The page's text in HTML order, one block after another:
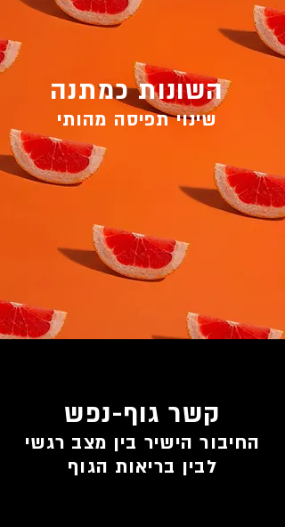
השונות כמתנה
שינוי תפיסה מהותי
קשר גוף-נפש
החיבור הישיר בין מצב רגשי
לבין בריאות הגוף